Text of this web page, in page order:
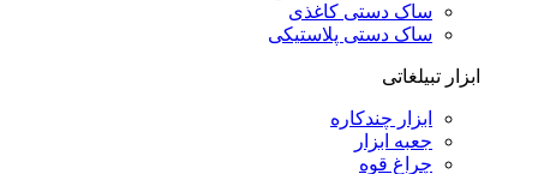
ساک دستی کاغذی
ساک دستی پلاستیکی
ابزار تبیلغاتی
ابزار چندکاره
جعبه ابزار
چراغ قوه